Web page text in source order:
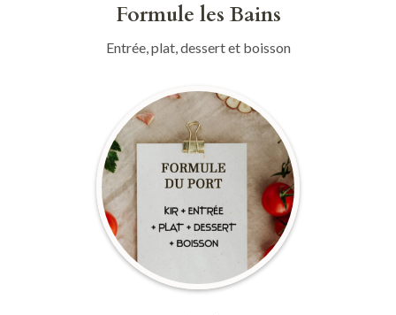
Formule les Bains
Entrée, plat, dessert et boisson